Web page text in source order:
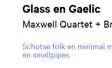
Glass en Gaelic
Maxwell Quartet +
Schotse folk en minimal
en smallpipes